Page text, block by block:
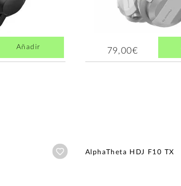
Añadir 79,00€
Añadir a wishlist
AlphaTheta HDJ F10 TX